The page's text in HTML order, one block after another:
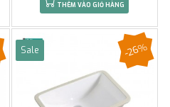
THÊM VÀO GIỎ HÀNG
Sale -26%